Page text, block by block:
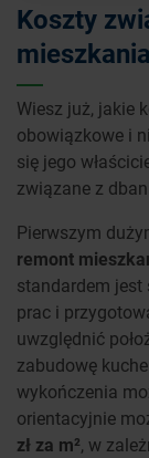
Koszty
mieszkania
Wiesz już, jakie
obowiązkowe i
się jego
związane z
Pierwszym
remont
standardem
prac i
uwzględnić
zabudowę
wykończenia
orientacyjnie
zł za m², w